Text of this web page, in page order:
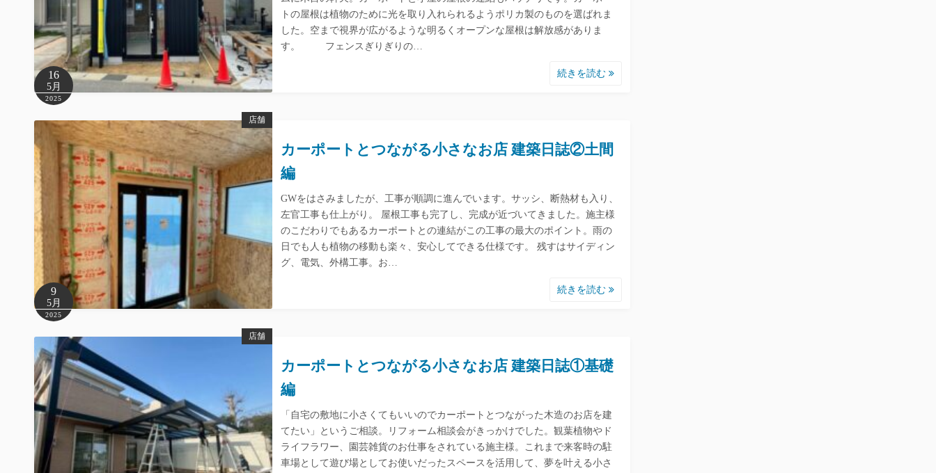
16
5月
2025
トの屋根は植物のために光を取り入れられるようポリカ製のものを選ばれま
した。空まで視界が広がるような明るくオープンな屋根は解放感がありま
す。 フェンスぎりぎりの…
続きを読む
店舗
9
5月
2025
カーポートとつながる小さなお店 建築日誌②土間
編
GWをはさみましたが、工事が順調に進んでいます。サッシ、断熱材も入り、
左官工事も仕上がり。 屋根工事も完了し、完成が近づいてきました。施主様
のこだわりでもあるカーポートとの連結がこの工事の最大のポイント。雨の
日でも人も植物の移動も楽々、安心してできる仕様です。 残すはサイディン
グ、電気、外構工事。お…
続きを読む
店舗
カーポートとつながる小さなお店 建築日誌①基礎
編
「自宅の敷地に小さくてもいいのでカーポートとつながった木造のお店を建
てたい」というご相談。リフォーム相談会がきっかけでした。観葉植物やド
ライフラワー、園芸雑貨のお仕事をされている施主様。これまで来客時の駐
車場として遊び場としてお使いだったスペースを活用して、夢を叶える小さ